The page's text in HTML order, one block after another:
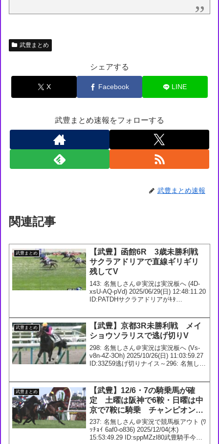
武豊まとめ
シェアする
X Facebook LINE
武豊まとめ速報をフォローする
武豊まとめ速報
関連記事
武豊まとめ
【武豊】函館6R 3歳未勝利戦
サクラアドリアで直線ギリギリ
残してV
143: 名無しさん＠実況は実況板へ (4D-
xsU-AQ-pVd) 2025/06/29(日) 12:48:11.20
ID:PATDHサクラアドリアがｷﾀ
直...
武豊まとめ
【武豊】京都3R未勝利戦 メイ
ショウソラリスで逃げ切りV
298: 名無しさん＠実況は実況板へ (Vs-
v8n-4Z-3Oh) 2025/10/26(日) 11:03:59.27
ID:33Z59逃げ切りナイス～296: 名無しさ
武豊まとめ
【武豊】12/6・7の騎乗馬が確
定 土曜は阪神で6鞍・日曜は中
京で7鞍に騎乗 チャンピオンズ
Cのメイショウハリオは2枠3番に
237: 名無しさん＠実況で競馬板アウト (ﾜ
ｯﾁｮｲ 6af0-o836) 2025/12/04(木)
15:53:49.29 ID:sppMZzl80武豊騎手今週